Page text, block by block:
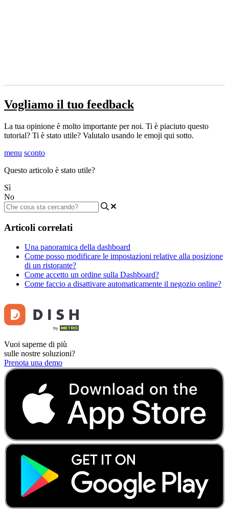
Vogliamo il tuo feedback
La tua opinione è molto importante per noi. Ti è piaciuto questo
tutorial? Ti è stato utile? Valutalo usando le emoji qui sotto.
menu sconto
Questo articolo è stato utile?
Sì
No
Articoli correlati
Una panoramica della dashboard
Come posso modificare le impostazioni relative alla posizione
di un ristorante?
Come accetto un ordine sulla Dashboard?
Come faccio a disattivare automaticamente il negozio online?
Vuoi saperne di più
sulle nostre soluzioni?
Prenota una demo